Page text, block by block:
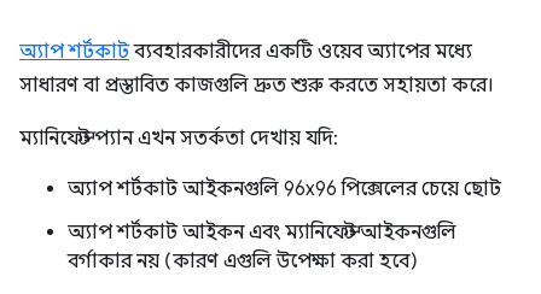
অ্যাপ শর্টকাটব্যবহারকারীদের একটি ওয়েব অ্যাপের মধ্যে
সাধারণ বা প্রস্তাবিত কাজগুলি দ্রুত শুরু করতে সহায়তা করে।
ম্যানিফেস্ট প্যান এখন সতর্কতা দেখায় যদি:
অ্যাপ শর্টকাট আইকনগুলি 96x96 পিক্সেলের চেয়ে ছোট
অ্যাপ শর্টকাট আইকন এবং ম্যানিফেস্ট আইকনগুলি
বর্গাকার নয় (কারণ এগুলি উপেক্ষা করা হবে)